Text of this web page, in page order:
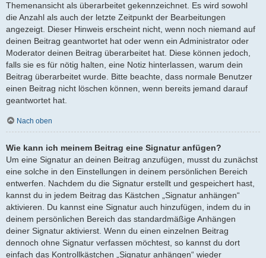
Themenansicht als überarbeitet gekennzeichnet. Es wird sowohl
die Anzahl als auch der letzte Zeitpunkt der Bearbeitungen
angezeigt. Dieser Hinweis erscheint nicht, wenn noch niemand auf
deinen Beitrag geantwortet hat oder wenn ein Administrator oder
Moderator deinen Beitrag überarbeitet hat. Diese können jedoch,
falls sie es für nötig halten, eine Notiz hinterlassen, warum dein
Beitrag überarbeitet wurde. Bitte beachte, dass normale Benutzer
einen Beitrag nicht löschen können, wenn bereits jemand darauf
geantwortet hat.
Nach oben
Wie kann ich meinem Beitrag eine Signatur anfügen?
Um eine Signatur an deinen Beitrag anzufügen, musst du zunächst
eine solche in den Einstellungen in deinem persönlichen Bereich
entwerfen. Nachdem du die Signatur erstellt und gespeichert hast,
kannst du in jedem Beitrag das Kästchen „Signatur anhängen“
aktivieren. Du kannst eine Signatur auch hinzufügen, indem du in
deinem persönlichen Bereich das standardmäßige Anhängen
deiner Signatur aktivierst. Wenn du einen einzelnen Beitrag
dennoch ohne Signatur verfassen möchtest, so kannst du dort
einfach das Kontrollkästchen „Signatur anhängen“ wieder